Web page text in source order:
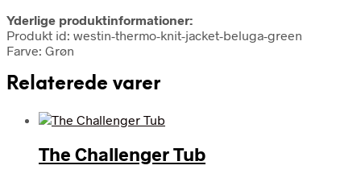
Yderlige produktinformationer:
Produkt id: westin-thermo-knit-jacket-beluga-green
Farve: Grøn
Relaterede varer
The Challenger Tub